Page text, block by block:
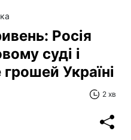
Росія
суді і
Україні
2 хв